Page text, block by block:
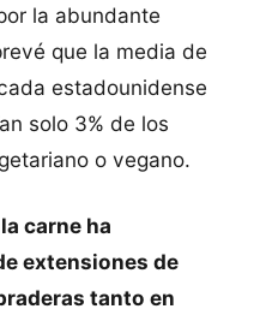
la abundante
que la media de
estadounidense
solo 3% de los
o vegano.
carne ha
extensiones de
tanto en